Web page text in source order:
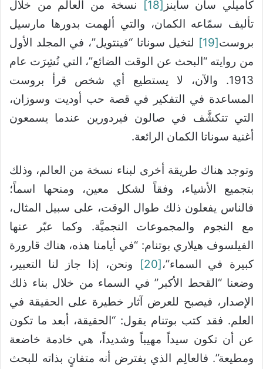
كاميلي سان ساينز [18]
نسخة من العالم من خلال
تأليف سمّاعه الكمان، والتي ألهمت بدورها مارسيل
بروست[19]
لتخيل سوناتا “فينتويل”، في المجلد الأول
من روايته “البحث عن الوقت الضائع”، التي نُشِرَت عام
1913. والآن، لا يستطيع أي شخص قرأ بروست
المساعدة في التفكير في قصة حب أوديت وسوزان،
التي تتكشَّف في صالون فيردورين عندما يسمعون
أغنية سوناتا الكمان الرائعة.
وتوجد هناك طريقة أخرى لبناء نسخة من العالم، وذلك
بتجميع الأشياء، وفقاً لشكل معين، ومنحها اسماً؛
فالناس يفعلون ذلك طوال الوقت، على سبيل المثال،
مع النجوم والمجموعات النجميَّة. وكما عبّر عنها
الفيلسوف هيلاري بوتنام: “في أيامنا هذه، هناك قارورة
كبيرة في السماء”،[20]
ونحن، إذا جاز لنا التعبير،
وضعنا “القحط الأكبر” في السماء من خلال بناء ذلك
الإصدار، فيصبح للعرض آثار خطيرة على الحقيقة في
العلم. فقد كتب بوتنام يقول: “الحقيقة، أبعد ما تكون
عن أن تكون سيداً مهيباً وشديداً، هي خادمة خاضعة
ومطيعة”. فالعالِم الذي يفترض أنه متفانٍ بذاته للبحث